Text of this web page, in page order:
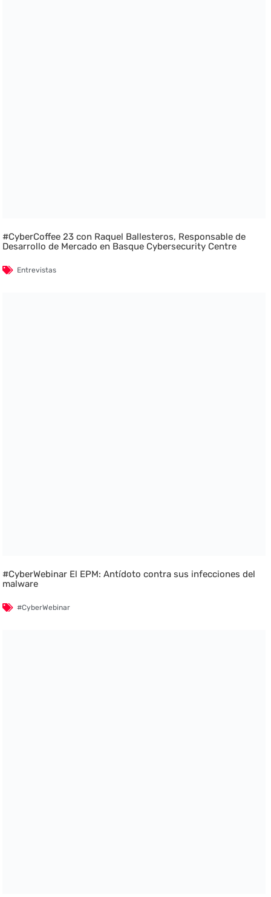
#CyberCoffee 23 con Raquel Ballesteros, Responsable de
Desarrollo de Mercado en Basque Cybersecurity Centre
Entrevistas
#CyberWebinar El EPM: Antídoto contra sus infecciones del
malware
#CyberWebinar